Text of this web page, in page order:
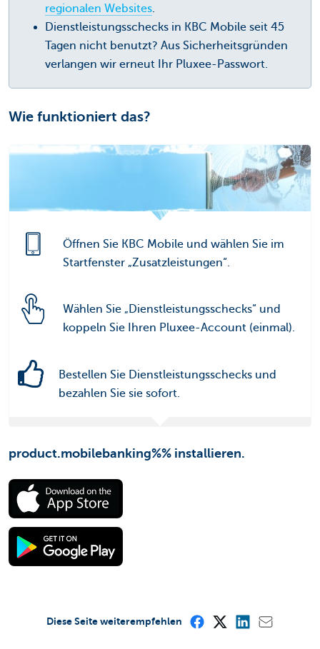
regionalen Websites.
Dienstleistungsschecks in KBC Mobile seit 45
Tagen nicht benutzt? Aus Sicherheitsgründen
verlangen wir erneut Ihr Pluxee-Passwort.
Wie funktioniert das?
Öffnen Sie KBC Mobile und wählen Sie im
Startfenster „Zusatzleistungen“.
Wählen Sie „Dienstleistungsschecks“ und
koppeln Sie Ihren Pluxee-Account (einmal).
Bestellen Sie Dienstleistungsschecks und
bezahlen Sie sie sofort.
product.mobilebanking%% installieren.
Diese Seite weiterempfehlen